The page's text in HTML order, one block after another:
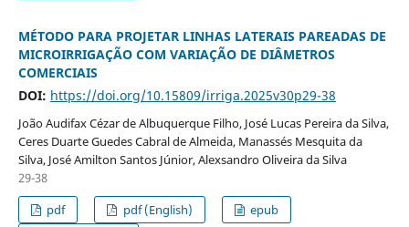
MÉTODO PARA PROJETAR LINHAS LATERAIS PAREADAS DE
MICROIRRIGAÇÃO COM VARIAÇÃO DE DIÂMETROS
COMERCIAIS
DOI: https://doi.org/10.15809/irriga.2025v30p29-38
João Audifax Cézar de Albuquerque Filho, José Lucas Pereira da Silva,
Ceres Duarte Guedes Cabral de Almeida, Manassés Mesquita da
Silva, José Amilton Santos Júnior, Alexsandro Oliveira da Silva
29-38
pdf
pdf (English)
epub